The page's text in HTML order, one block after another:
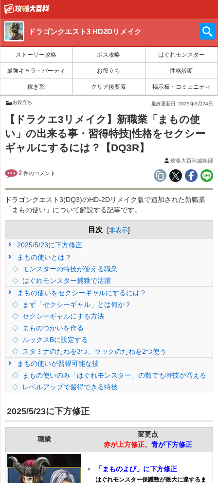
ドラゴンクエスト3 HD2Dリメイク
ストーリー攻略 ボス攻略 はぐれモンスター
最強キャラ・パーティ お役立ち 性格診断
稼ぎ系 クリア後要素 掲示板・コミュニティ
お役立ち 最終更新日 2025年5月24日
【ドラクエ3リメイク】新職業「まもの使
い」の出来る事・習得特技|性格をセクシー
ギャルにするには？【DQ3R】
攻略大百科編集部
2 件のコメント
ドラゴンクエスト3(DQ3)のHD-2Dリメイク版で追加された新職業
「まもの使い」について解説する記事です。
目次 [非表示]
2025/5/23に下方修正
まもの使いとは？
モンスターの特技が使える職業
はぐれモンスター捕獲で活躍
まもの使いをセクシーギャルにするには？
まず「セクシーギャル」とは何か？
セクシーギャルにする方法
まものつかいを作る
ルックスBに設定する
スタミナのたねを3つ、ラックのたねを2つ使う
まもの使いが習得可能な技
まもの使いのみ「はぐれモンスター」の数でも特技が増える
レベルアップで習得できる特技
2025/5/23に下方修正
職業
変更点
赤が上方修正、 青が下方修正
「まものよび」に下方修正
はぐれモンスター保護数が最大に達するま